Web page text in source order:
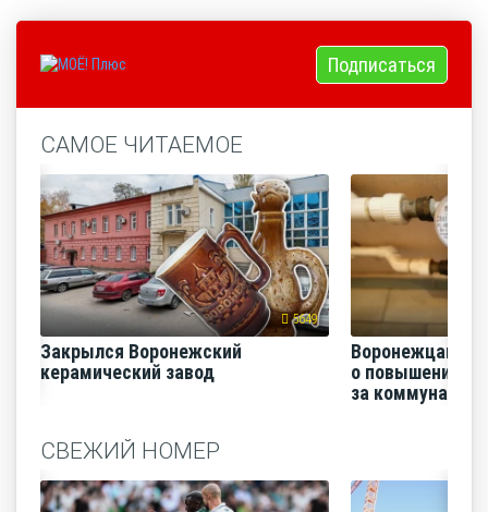
Подписаться
САМОЕ ЧИТАЕМОЕ
5649
Закрылся Воронежский
керамический завод
Воронежцам
о повышении
за
СВЕЖИЙ НОМЕР